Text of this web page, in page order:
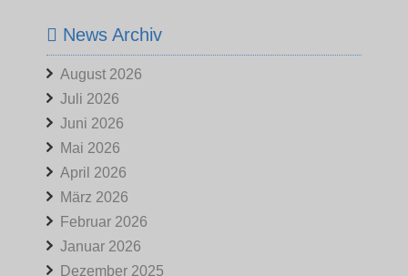
News Archiv
August 2026
Juli 2026
Juni 2026
Mai 2026
April 2026
März 2026
Februar 2026
Januar 2026
Dezember 2025